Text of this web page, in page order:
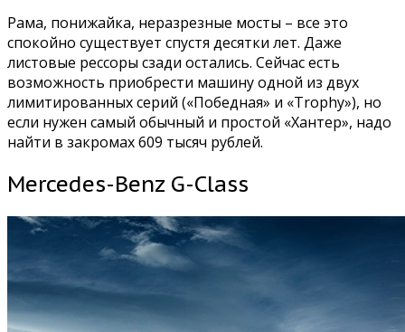
Рама, понижайка, неразрезные мосты – все это
спокойно существует спустя десятки лет. Даже
листовые рессоры сзади остались. Сейчас есть
возможность приобрести машину одной из двух
лимитированных серий («Победная» и «Trophy»), но
если нужен самый обычный и простой «Хантер», надо
найти в закромах 609 тысяч рублей.
Mercedes-Benz G-Class